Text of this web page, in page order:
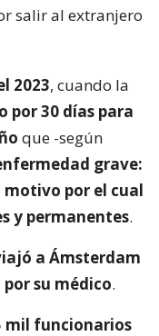
salir al extranjero
2023, cuando la
por 30 días para
que -según
grave:
motivo por el cual
y permanentes.
a Ámsterdam
su médico.
mil funcionarios